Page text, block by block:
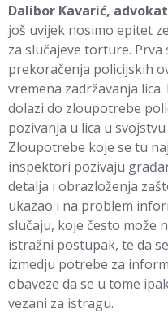
Dalibor Kavarić,
još uvijek nosimo epitet
za slučajeve torture. Prva
prekoračenja policijskih
vremena zadržavanja
dolazi do zloupotrebe
pozivanja u lica u
Zloupotrebe koje se tu
inspektori pozivaju
detalja i obrazloženja
ukazao i na problem
slučaju, koje često može
istražni postupak, te da
izmedju potrebe za
obaveze da se u tome
vezani za istragu.